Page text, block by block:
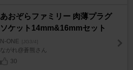
あおぞらファミリー 肉薄プラグ
ソケット14mm&16mmセット
N-ONE [JG3/4]
ながれ@蒼熊さん
30